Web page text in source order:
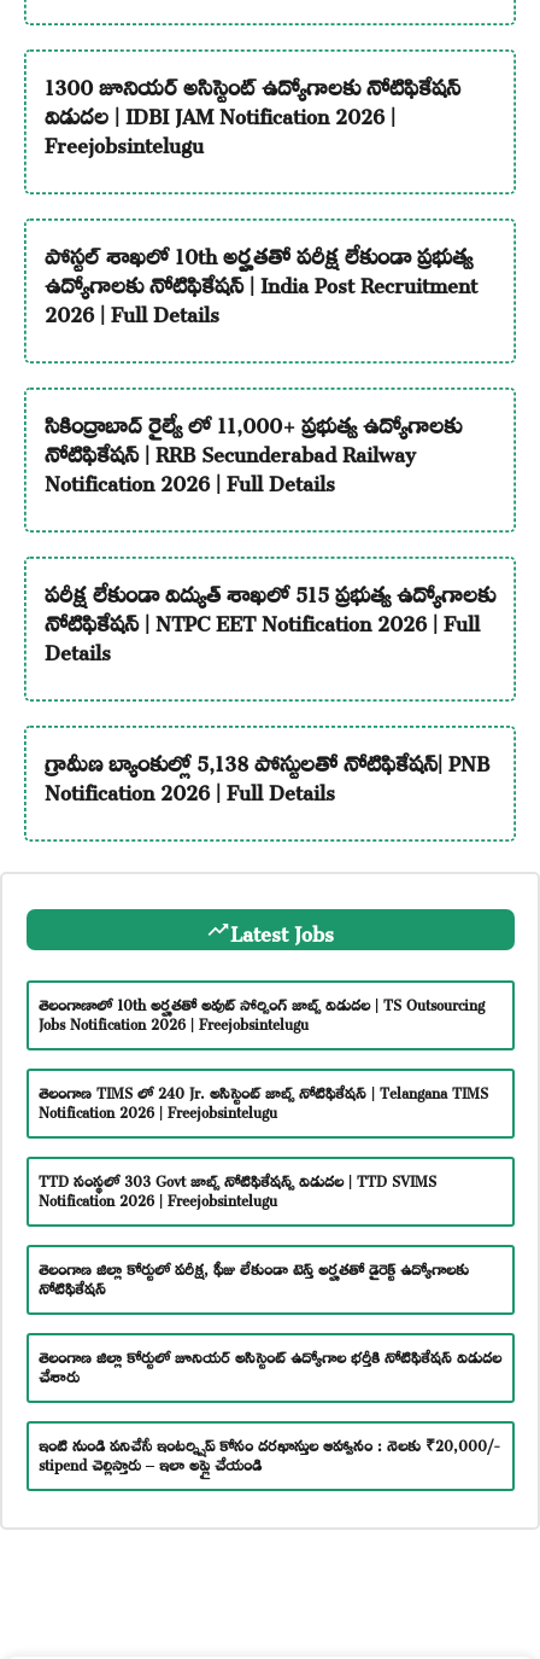
1300 జూనియర్ అసిస్టెంట్ ఉద్యోగాలకు నోటిఫికేషన్
విడుదల | IDBI JAM Notification 2026 |
Freejobsintelugu
పోస్టల్ శాఖలో 10th అర్హతతో పరీక్ష లేకుండా ప్రభుత్వ
ఉద్యోగాలకు నోటిఫికేషన్ | India Post Recruitment
2026 | Full Details
సికింద్రాబాద్ రైల్వే లో 11,000+ ప్రభుత్వ ఉద్యోగాలకు
నోటిఫికేషన్ | RRB Secunderabad Railway
Notification 2026 | Full Details
పరీక్ష లేకుండా విద్యుత్ శాఖలో 515 ప్రభుత్వ ఉద్యోగాలకు
నోటిఫికేషన్ | NTPC EET Notification 2026 | Full
Details
గ్రామీణ బ్యాంకుల్లో 5,138 పోస్టులతో నోటిఫికేషన్| PNB
Notification 2026 | Full Details
Latest Jobs
తెలంగాణాలో 10th అర్హతతో అవుట్ సోర్సింగ్ జాబ్స్ విడుదల | TS Outsourcing
Jobs Notification 2026 | Freejobsintelugu
తెలంగాణ TIMS లో 240 Jr. అసిస్టెంట్ జాబ్స్ నోటిఫికేషన్ | Telangana TIMS
Notification 2026 | Freejobsintelugu
TTD సంస్థలో 303 Govt జాబ్స్ నోటిఫికేషన్స్ విడుదల | TTD SVIMS
Notification 2026 | Freejobsintelugu
తెలంగాణ జిల్లా కోర్టులో పరీక్ష, ఫీజు లేకుండా టెన్త్ అర్హతతో డైరెక్ట్ ఉద్యోగాలకు
నోటిఫికేషన్
తెలంగాణ జిల్లా కోర్టులో జూనియర్ అసిస్టెంట్ ఉద్యోగాల భర్తీకి నోటిఫికేషన్ విడుదల
చేశారు
ఇంటి నుండి పనిచేసే ఇంటర్న్షిప్ కోసం దరఖాస్తుల ఆహ్వానం : నెలకు ₹20,000/-
stipend చెల్లిస్తారు – ఇలా అప్లై చేయండి